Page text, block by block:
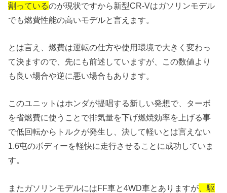
割っているのが現状ですから新型CR-Vはガソリンモデル
でも燃費性能の高いモデルと言えます。
とは言え、燃費は運転の仕方や使用環境で大きく変わっ
て決ますので、先にも前述していますが、この数値より
も良い場合や逆に悪い場合もあります。
このユニットはホンダが提唱する新しい発想で、ターボ
を省燃費に使うことで排気量を下げ燃焼効率を上げる事
で低回転からトルクが発生し、決して軽いとは言えない
1.6屯のボディーを軽快に走行させることに成功していま
す。
またガソリンモデルにはFF車と4WD車とありますが 、駆